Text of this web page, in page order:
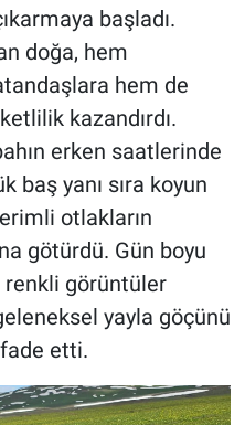
başladı.
doğa, hem
hem de
kazandırdı.
erken saatlerinde
baş yanı sıra koyun
otlakların
götürdü. Gün boyu
renkli görüntüler
yayla göçünü
etti.